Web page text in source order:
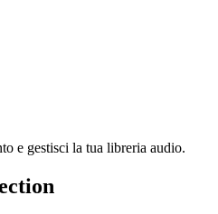
e gestisci la tua libreria audio.